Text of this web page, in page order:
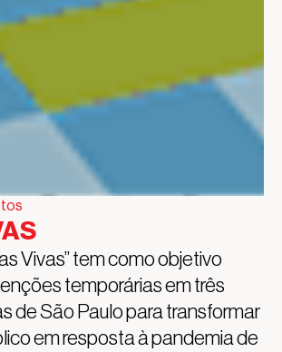
Vivas” tem como objetivo
temporárias em três
de São Paulo para transformar
em resposta à pandemia de